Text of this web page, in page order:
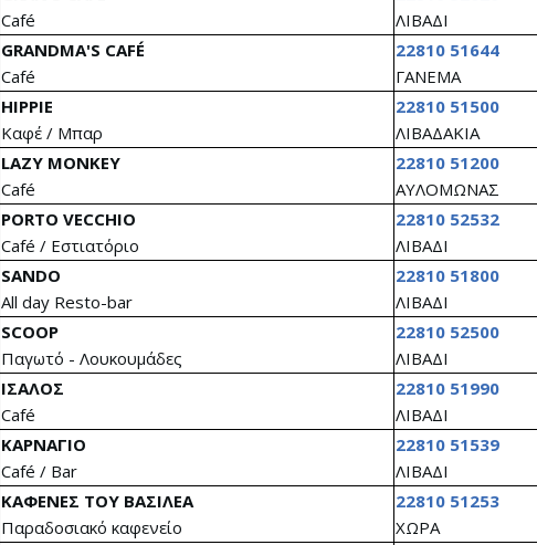
Café
ΛΙΒΑΔΙ
GRANDMA'S CAFÉ
Café
22810 51644
ΓΑΝΕΜΑ
HIPPIE
Καφέ / Μπαρ
22810 51500
ΛΙΒΑΔΑΚΙΑ
LAZY MONKEY
Café
22810 51200
ΑΥΛΟΜΩΝΑΣ
PORTO VECCHIO
Café / Εστιατόριο
22810 52532
ΛΙΒΑΔΙ
SANDO
All day Resto-bar
22810 51800
ΛΙΒΑΔΙ
SCOOP
Παγωτό - Λουκουμάδες
22810 52500
ΛΙΒΑΔΙ
ΙΣΑΛΟΣ
Café
22810 51990
ΛΙΒΑΔΙ
ΚΑΡΝΑΓΙΟ
Café / Bar
22810 51539
ΛΙΒΑΔΙ
ΚΑΦΕΝΕΣ ΤΟΥ ΒΑΣΙΛΕΑ
Παραδοσιακό καφενείο
22810 51253
ΧΩΡΑ